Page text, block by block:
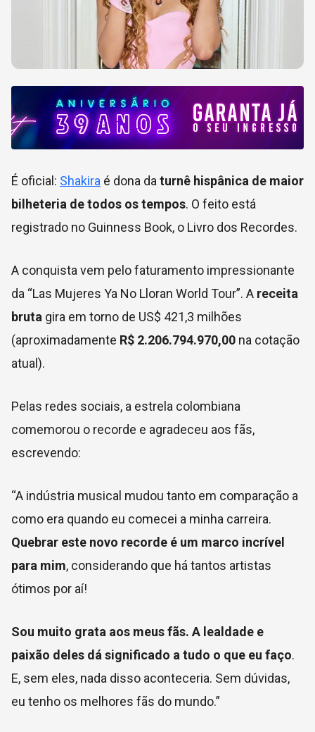
É oficial: Shakira é dona da turnê hispânica de maior
bilheteria de todos os tempos. O feito está
registrado no Guinness Book, o Livro dos Recordes.
A conquista vem pelo faturamento impressionante
da “Las Mujeres Ya No Lloran World Tour”. A receita
bruta gira em torno de US$ 421,3 milhões
(aproximadamente R$ 2.206.794.970,00 na cotação
atual).
Pelas redes sociais, a estrela colombiana
comemorou o recorde e agradeceu aos fãs,
escrevendo:
“A indústria musical mudou tanto em comparação a
como era quando eu comecei a minha carreira.
Quebrar este novo recorde é um marco incrível
para mim, considerando que há tantos artistas
ótimos por aí!
Sou muito grata aos meus fãs. A lealdade e
paixão deles dá significado a tudo o que eu faço.
E, sem eles, nada disso aconteceria. Sem dúvidas,
eu tenho os melhores fãs do mundo.”